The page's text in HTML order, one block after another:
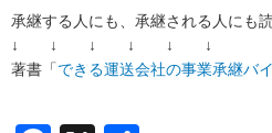
承継する人にも、承継される人にも
↓ ↓ ↓ ↓ ↓ ↓
著書「 できる運送会社の事業承継バ